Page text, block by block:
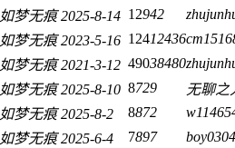
如梦无痕 2025-8-14 12942
如梦无痕 2023-5-16 12412436
如梦无痕 2021-3-12 49038480
如梦无痕 2025-8-10 8729 无聊之
如梦无痕 2025-8-2 8872
如梦无痕 2025-6-4 7897 boy0304